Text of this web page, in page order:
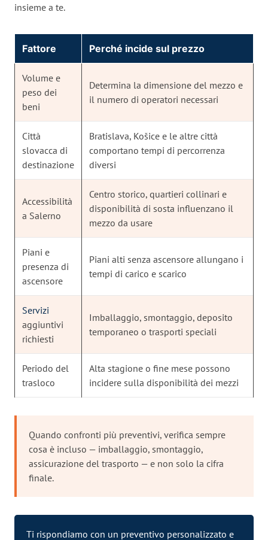
insieme a te.
Fattore Perché incide sul prezzo
Volume e
peso dei
beni
Determina la dimensione del mezzo e
il numero di operatori necessari
Città
slovacca di
destinazione
Bratislava, Košice e le altre città
comportano tempi di percorrenza
diversi
Accessibilità
a Salerno
Centro storico, quartieri collinari e
disponibilità di sosta influenzano il
mezzo da usare
Piani e
presenza di
ascensore
Piani alti senza ascensore allungano i
tempi di carico e scarico
Servizi
aggiuntivi
richiesti
Imballaggio, smontaggio, deposito
temporaneo o trasporti speciali
Periodo del
trasloco
Alta stagione o fine mese possono
incidere sulla disponibilità dei mezzi
Quando confronti più preventivi, verifica sempre
cosa è incluso — imballaggio, smontaggio,
assicurazione del trasporto — e non solo la cifra
finale.
Ti rispondiamo con un preventivo personalizzato e